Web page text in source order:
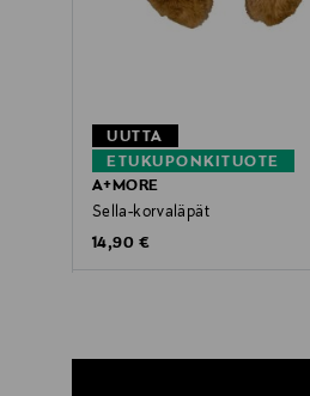
ETUKUPONKITUOTE
UUTTA
A+MORE
Sella-korvaläpät
Original Price
14,90 €